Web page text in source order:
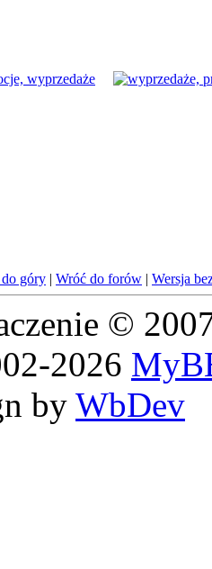
góry | Wróć do forów | Wersja
©
2026
by WbDev